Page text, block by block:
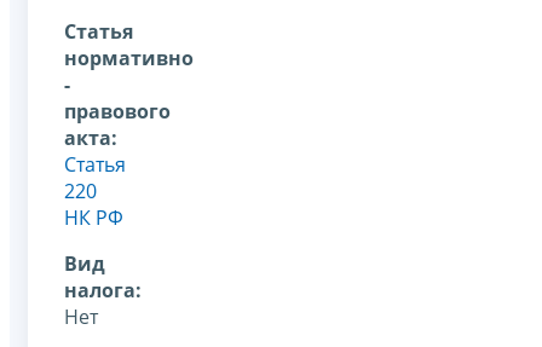
Статья
нормативно
-
правового
акта:
Статья
220
НК РФ
Вид
налога:
Нет